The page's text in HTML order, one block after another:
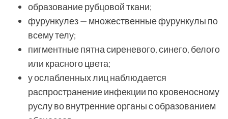
образование рубцовой ткани;
фурункулез — множественные фурункулы по
всему телу;
пигментные пятна сиреневого, синего, белого
или красного цвета;
у ослабленных лиц наблюдается
распространение инфекции по кровеносному
руслу во внутренние органы с образованием